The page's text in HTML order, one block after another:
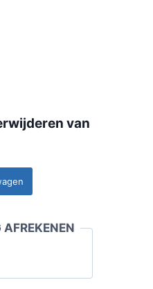
van
AFREKENEN